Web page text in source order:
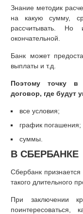
Знание методик
на какую сумму,
рассчитывать.
окончательной.
Банк может
выплаты и т.д.
Поэтому точку в
договор, где будут
все условия;
график погашения;
суммы.
В СБЕРБАНКЕ
Сбербанк
такого длительного
При заключении